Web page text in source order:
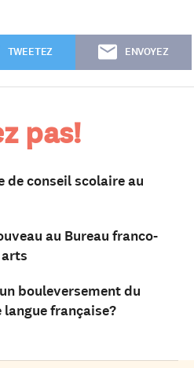
TWEETEZ ENVOYEZ
pas!
de conseil scolaire au
au Bureau franco-
bouleversement du
française?